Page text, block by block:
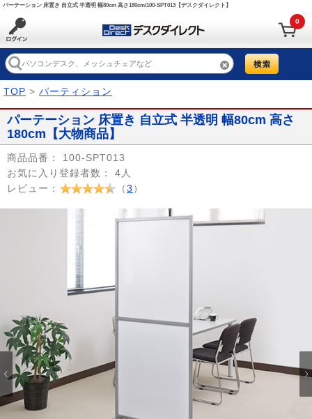
パーテーション 床置き 自立式 半透明 幅80cm 高さ180cm/100-SPT013【デスクダイレクト】
0
TOP > パーティション
パーテーション 床置き 自立式 半透明 幅80cm 高さ
180cm【大物商品】
商品品番：
100-SPT013
お気に入り登録者数：
4人
レビュー：
（3 ）